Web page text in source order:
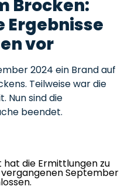
Brocken:
Ergebnisse
vor
2024 ein Brand auf
Teilweise war die
Nun sind die
beendet.